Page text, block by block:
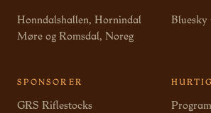
Honndalshallen, Hornindal
Møre og Romsdal, Noreg
Bluesky
SPONSORER
GRS Riflestocks
Program